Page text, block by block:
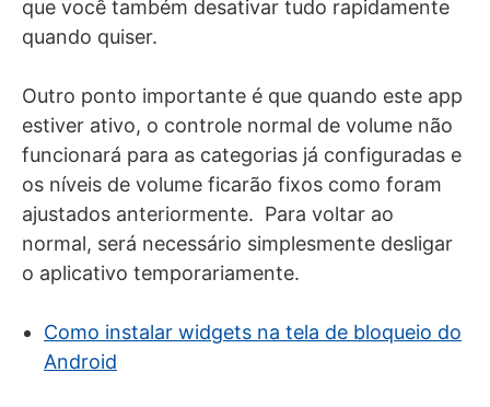
que você também desativar tudo rapidamente
quando quiser.
Outro ponto importante é que quando este app
estiver ativo, o controle normal de volume não
funcionará para as categorias já configuradas e
os níveis de volume ficarão fixos como foram
ajustados anteriormente. Para voltar ao
normal, será necessário simplesmente desligar
o aplicativo temporariamente.
Como instalar widgets na tela de bloqueio do
Android